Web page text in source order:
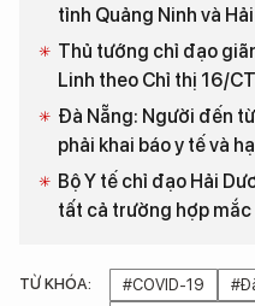
tỉnh Quảng Ninh và
Thủ tướng chỉ đạo
Linh theo Chỉ thị 16/
Đà Nẵng: Người đến
phải khai báo y tế và
Bộ Y tế chỉ đạo Hải
tất cả trường hợp
TỪ KHÓA: #COVID-19